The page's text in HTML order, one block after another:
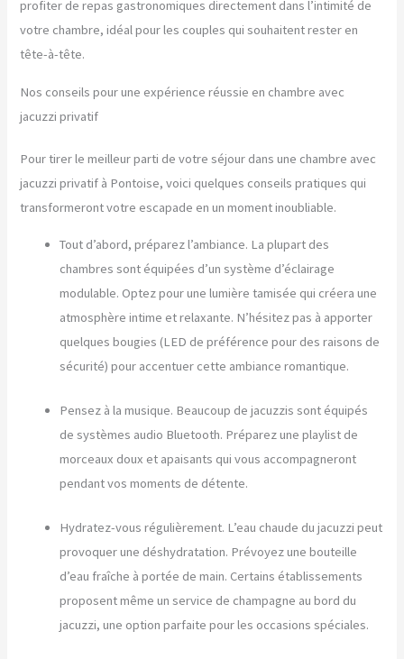
profiter de repas gastronomiques directement dans l’intimité de
votre chambre, idéal pour les couples qui souhaitent rester en
tête-à-tête.
Nos conseils pour une expérience réussie en chambre avec
jacuzzi privatif
Pour tirer le meilleur parti de votre séjour dans une chambre avec
jacuzzi privatif à Pontoise, voici quelques conseils pratiques qui
transformeront votre escapade en un moment inoubliable.
Tout d’abord, préparez l’ambiance. La plupart des
chambres sont équipées d’un système d’éclairage
modulable. Optez pour une lumière tamisée qui créera une
atmosphère intime et relaxante. N’hésitez pas à apporter
quelques bougies (LED de préférence pour des raisons de
sécurité) pour accentuer cette ambiance romantique.
Pensez à la musique. Beaucoup de jacuzzis sont équipés
de systèmes audio Bluetooth. Préparez une playlist de
morceaux doux et apaisants qui vous accompagneront
pendant vos moments de détente.
Hydratez-vous régulièrement. L’eau chaude du jacuzzi peut
provoquer une déshydratation. Prévoyez une bouteille
d’eau fraîche à portée de main. Certains établissements
proposent même un service de champagne au bord du
jacuzzi, une option parfaite pour les occasions spéciales.